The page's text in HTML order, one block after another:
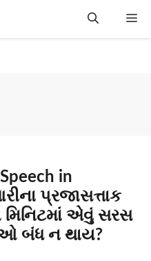
in
પ્રજાસત્તાક
એવું સરસ
બંધ ન થાય?